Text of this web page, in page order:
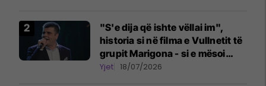
"S'e dija që ishte vëllai im",
historia si në filma e Vullnetit të
grupit Marigona - si e mësoi
motra e tij pas shumë vitesh që
Yjet 18/07/2026